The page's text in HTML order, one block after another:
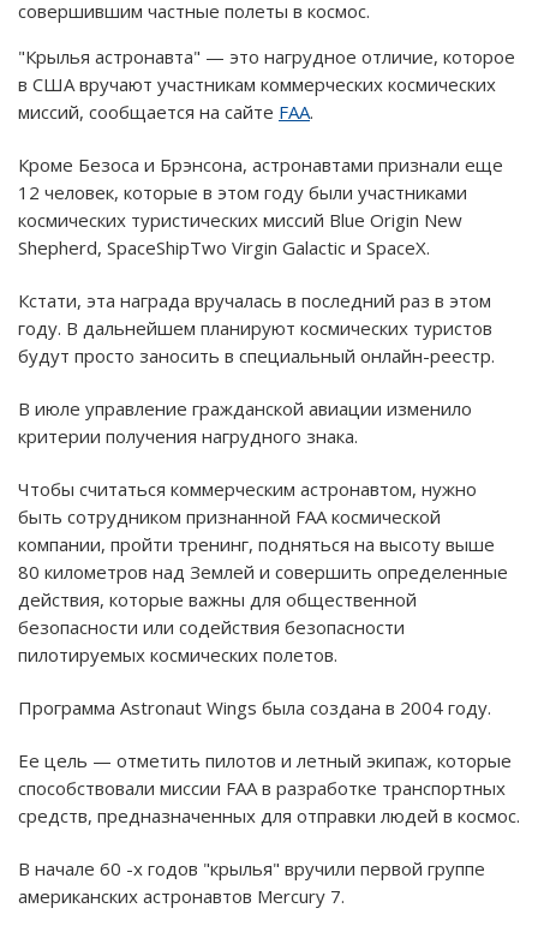
совершившим частные полеты в космос.
"Крылья астронавта" — это нагрудное отличие, которое
в США вручают участникам коммерческих космических
миссий, сообщается на сайте FAA.
Кроме Безоса и Брэнсона, астронавтами признали еще
12 человек, которые в этом году были участниками
космических туристических миссий Blue Origin New
Shepherd, SpaceShipTwo Virgin Galactic и SpaceX.
Кстати, эта награда вручалась в последний раз в этом
году. В дальнейшем планируют космических туристов
будут просто заносить в специальный онлайн-реестр.
В июле управление гражданской авиации изменило
критерии получения нагрудного знака.
Чтобы считаться коммерческим астронавтом, нужно
быть сотрудником признанной FAA космической
компании, пройти тренинг, подняться на высоту выше
80 километров над Землей и совершить определенные
действия, которые важны для общественной
безопасности или содействия безопасности
пилотируемых космических полетов.
Программа Astronaut Wings была создана в 2004 году.
Ее цель — отметить пилотов и летный экипаж, которые
способствовали миссии FAA в разработке транспортных
средств, предназначенных для отправки людей в космос.
В начале 60 -х годов "крылья" вручили первой группе
американских астронавтов Mercury 7.